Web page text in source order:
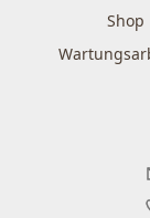
Shop